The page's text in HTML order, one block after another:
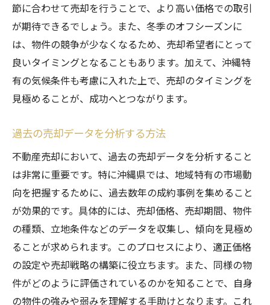
節に合わせて売却を行うことで、より高い価格での取引
が期待できるでしょう。また、冬季のオフシーズンに
は、物件の競争が少なくなるため、売却希望者にとって
良いタイミングとなることもあります。加えて、沖縄特
有の気候条件も考慮に入れた上で、売却のタイミングを
見極めることが、成功へとつながります。
過去の売却データを分析する方法
不動産売却において、過去の売却データを分析すること
は非常に重要です。特に沖縄県では、地域特有の市場動
向を把握するために、過去数年の成約事例を集めること
が効果的です。具体的には、売却価格、売却期間、物件
の種類、立地条件などのデータを収集し、傾向を見極め
ることが求められます。このプロセスにより、適正価格
の設定や売却戦略の構築に役立ちます。また、同様の物
件がどのように評価されているのかを知ることで、自身
の物件の強みや弱みを理解する手助けとなります。これ